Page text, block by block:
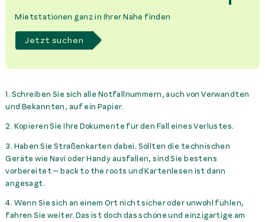
Mietstationen ganz in Ihrer Nähe finden
Jetzt suchen
1. Schreiben Sie sich alle Notfallnummern, auch von Verwandten
und Bekannten, auf ein Papier.
2. Kopieren Sie Ihre Dokumente für den Fall eines Verlustes.
3. Haben Sie Straßenkarten dabei. Sollten die technischen
Geräte wie Navi oder Handy ausfallen, sind Sie bestens
vorbereitet – back to the roots und Kartenlesen ist dann
angesagt.
4. Wenn Sie sich an einem Ort nicht sicher oder unwohl fühlen,
fahren Sie weiter. Das ist doch das schöne und einzigartige am